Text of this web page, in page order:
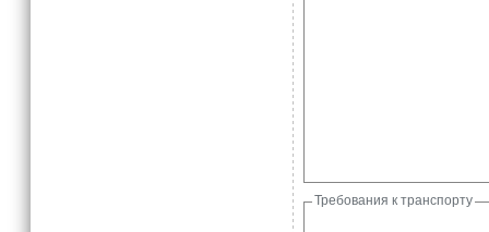
Требования к транспорту